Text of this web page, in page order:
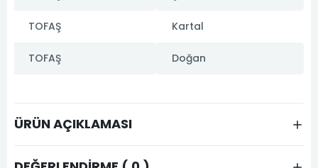
TOFAŞ Kartal
TOFAŞ Doğan
ÜRÜN AÇIKLAMASI